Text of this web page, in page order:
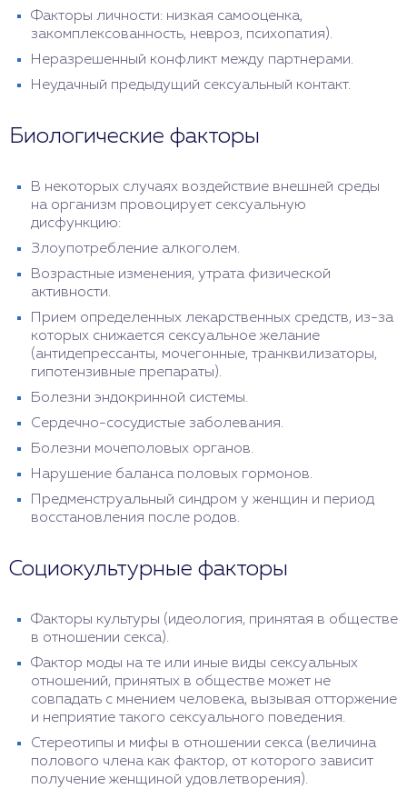
Факторы личности: низкая самооценка,
закомплексованность, невроз, психопатия).
Неразрешенный конфликт между партнерами.
Неудачный предыдущий сексуальный контакт.
Биологические факторы
В некоторых случаях воздействие внешней среды
на организм провоцирует сексуальную
дисфункцию:
Злоупотребление алкоголем.
Возрастные изменения, утрата физической
активности.
Прием определенных лекарственных средств, из-за
которых снижается сексуальное желание
(антидепрессанты, мочегонные, транквилизаторы,
гипотензивные препараты).
Болезни эндокринной системы.
Сердечно-сосудистые заболевания.
Болезни мочеполовых органов.
Нарушение баланса половых гормонов.
Предменструальный синдром у женщин и период
восстановления после родов.
Социокультурные факторы
Факторы культуры (идеология, принятая в обществе
в отношении секса).
Фактор моды на те или иные виды сексуальных
отношений, принятых в обществе может не
совпадать с мнением человека, вызывая отторжение
и неприятие такого сексуального поведения.
Стереотипы и мифы в отношении секса (величина
полового члена как фактор, от которого зависит
получение женщиной удовлетворения).